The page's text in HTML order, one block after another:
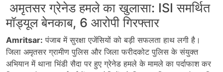
अमृतसर ग्रेनेड हमले का खुलासा: ISI समर्थित
मॉड्यूल बेनकाब, 6 आरोपी गिरफ्तार
Amritsar: पंजाब में सुरक्षा एजेंसियों को बड़ी सफलता हाथ लगी है।
जिला अमृतसर ग्रामीण पुलिस और जिला फरीदकोट पुलिस के संयुक्त
अभियान में थाना भिंडी सैदा पर हुए ग्रेनेड हमले के मामले का पर्दाफाश कर